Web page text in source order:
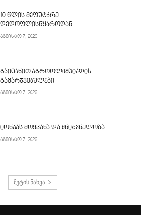
10 წლის მეფუტკრე
დედოფლისწყაროდან
აგვისტო 7, 2026
გაიცანით აგროოლიმპიადის
გამარჯვებულები
აგვისტო 7, 2026
იონჯას მოყვანა და მნიშვნელობა
აგვისტო 7, 2026
მეტის ნახვა